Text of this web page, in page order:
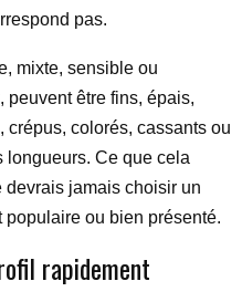
pas.
mixte, sensible ou
peuvent être fins, épais,
crépus, colorés, cassants ou
longueurs. Ce que cela
devrais jamais choisir un
populaire ou bien présenté.
rapidement